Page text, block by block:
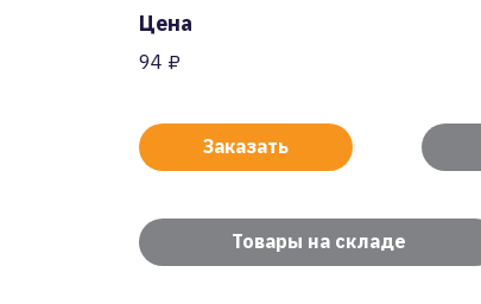
Цена
94 ₽
Заказать
Товары на складе